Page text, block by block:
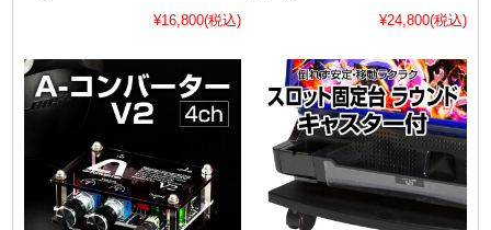
¥16,800(税込)
¥24,800(税込)